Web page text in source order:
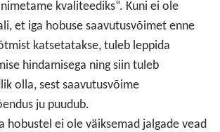
kvaliteediks“. Kuni ei ole
et iga hobuse saavutusvõimet enne
katsetatakse, tuleb leppida
hindamisega ning siin tuleb
olla, sest saavutusvõime
ju puudub.
hobustel ei ole väiksemad jalgade vead